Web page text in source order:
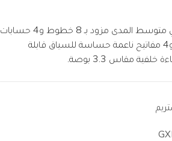
يعد هاتف GXP1782 هاتف IP قوي متوسط المدى مزود بـ 8 خطوط و4 حسابات
SIP و8 مفاتيح خطوط ثنائية اللون و4 مفاتيح ناعمة حساسة للسياق قابلة